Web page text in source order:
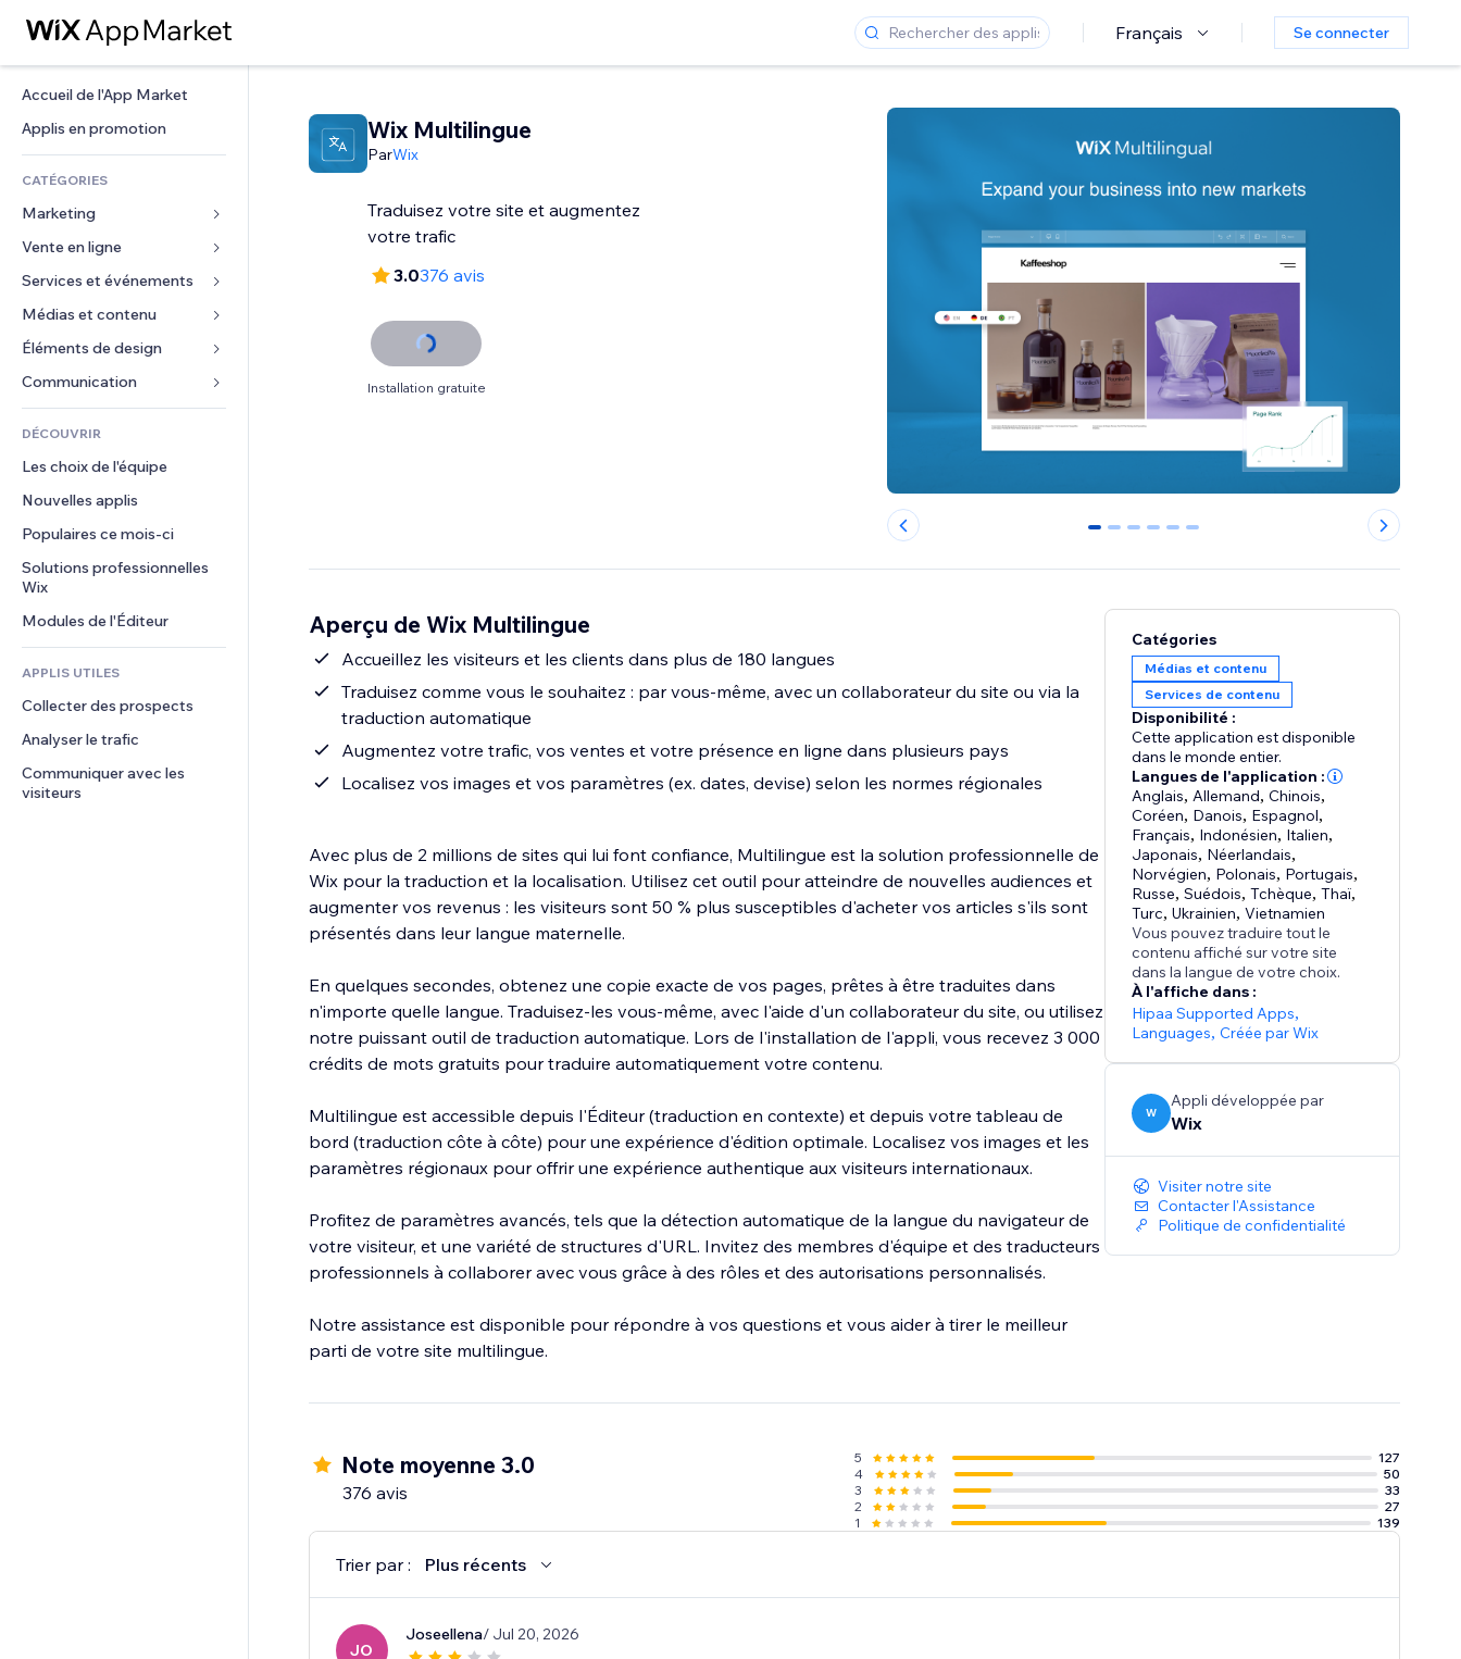
Français Se connecter
Accueil de l'App Market
Applis en promotion
CATÉGORIES
Marketing
Publicités
Mobile
Données analytiques
Réseaux sociaux
Classement de sites
E-mail
Vente en ligne
Applis pour les boutiques
Expédition et livraison
Boutons Vente
Comptabilité
Coupons et fidélisation
Solutions d'entreposage
Financement participatif
Alimentation et boissons
Services et événements
Hôtels
Événements
Restaurants
Immobilier
Réservations
Médias et contenu
Galerie
Musique
Podcasts
Photographie
Vidéo
PDF
Partage de fichiers
Actualités
Services de contenu
Effets de texte
Éléments de design
Cartes et navigation
Confidentialité
Horloge
Modèles de pages
Effets sur images
Boutons et menus
Bannières et badges
Calculateurs
Rechercher
Formulaires
Sondages
Chat
Commentaires
Téléphone
Communauté
Avis et commentaires
DÉCOUVRIR
Les choix de l'équipe
Nouvelles applis
Populaires ce mois‑ci
Solutions professionnelles
Wix
Modules de l'Éditeur
APPLIS UTILES
Collecter des prospects
Analyser le trafic
Communiquer avec les
visiteurs
Wix Multilingue
ParWix
Traduisez votre site et augmentez
votre trafic
3.0376 avis
Installation gratuite
0 1 2 3 4 5
Aperçu de Wix Multilingue
Accueillez les visiteurs et les clients dans plus de 180 langues
Traduisez comme vous le souhaitez : par vous-même, avec un collaborateur du site ou via la
traduction automatique
Augmentez votre trafic, vos ventes et votre présence en ligne dans plusieurs pays
Localisez vos images et vos paramètres (ex. dates, devise) selon les normes régionales
Avec plus de 2 millions de sites qui lui font confiance, Multilingue est la solution professionnelle de
Wix pour la traduction et la localisation. Utilisez cet outil pour atteindre de nouvelles audiences et
augmenter vos revenus : les visiteurs sont 50 % plus susceptibles d'acheter vos articles s'ils sont
présentés dans leur langue maternelle.
En quelques secondes, obtenez une copie exacte de vos pages, prêtes à être traduites dans
n'importe quelle langue. Traduisez-les vous-même, avec l'aide d'un collaborateur du site, ou utilisez
notre puissant outil de traduction automatique. Lors de l'installation de l'appli, vous recevez 3 000
crédits de mots gratuits pour traduire automatiquement votre contenu.
Multilingue est accessible depuis l'Éditeur (traduction en contexte) et depuis votre tableau de
bord (traduction côte à côte) pour une expérience d'édition optimale. Localisez vos images et les
paramètres régionaux pour offrir une expérience authentique aux visiteurs internationaux.
Profitez de paramètres avancés, tels que la détection automatique de la langue du navigateur de
votre visiteur, et une variété de structures d'URL. Invitez des membres d'équipe et des traducteurs
professionnels à collaborer avec vous grâce à des rôles et des autorisations personnalisés.
Notre assistance est disponible pour répondre à vos questions et vous aider à tirer le meilleur
Catégories
Médias et contenu
Services de contenu
Disponibilité :
Cette application est disponible
dans le monde entier.
Langues de l'application :
Anglais, Allemand,Chinois,
Coréen, Danois, Espagnol,
Français, Indonésien, Italien,
Japonais, Néerlandais,
Norvégien, Polonais, Portugais,
Russe,Suédois,Tchèque,Thaï,
Turc,Ukrainien,Vietnamien
Vous pouvez traduire tout le
contenu affiché sur votre site
dans la langue de votre choix.
À l'affiche dans :
Hipaa Supported Apps,
Languages,Créée par Wix
W
Appli développée par
Wix
Visiter notre site
Contacter l'Assistance
Politique de confidentialité
Note moyenne 3.0
376 avis
5
127
4
50
3
33
2
27
1
139
Trier par : Plus récents
JO
Joseellena/ Jul 20, 2026